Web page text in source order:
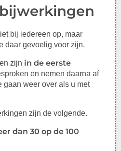
bij iedereen op, maar
daar gevoelig voor zijn.
zijn in de eerste
en nemen daarna af
gaan weer over als u met
zijn de volgende.
dan 30 op de 100